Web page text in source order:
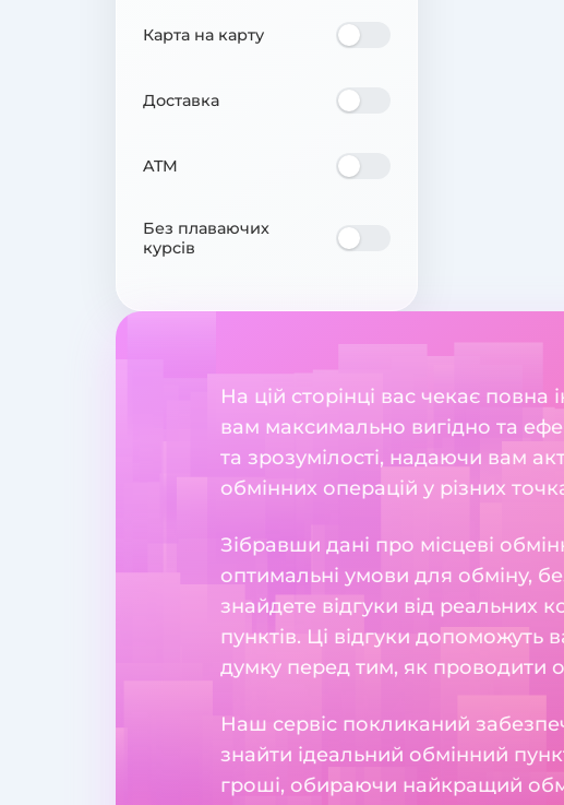
Карта на карту
Доставка
ATM
Без плаваючих
курсів
На цій сторінці вас чекає
вам максимально вигідно та
та зрозумілості, надаючи вам
обмінних операцій у різних
Зібравши дані про місцеві
оптимальні умови для обміну,
знайдете відгуки від реальних
пунктів. Ці відгуки допоможуть
думку перед тим, як проводити
Наш сервіс покликаний
знайти ідеальний обмінний
гроші, обираючи найкращий